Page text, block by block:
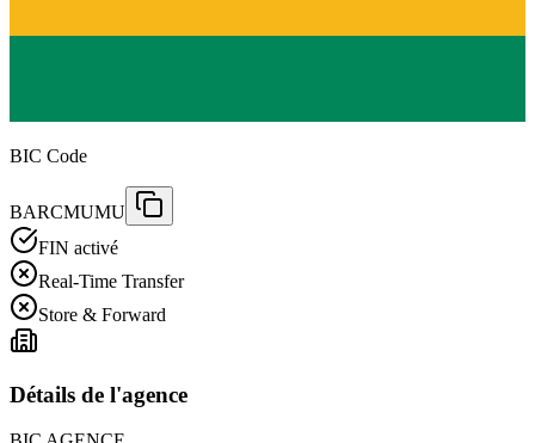
BIC Code
BARCMUMU
FIN activé
Real-Time Transfer
Store & Forward
Détails de l'agence